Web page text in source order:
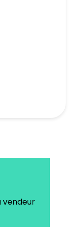
vendeur